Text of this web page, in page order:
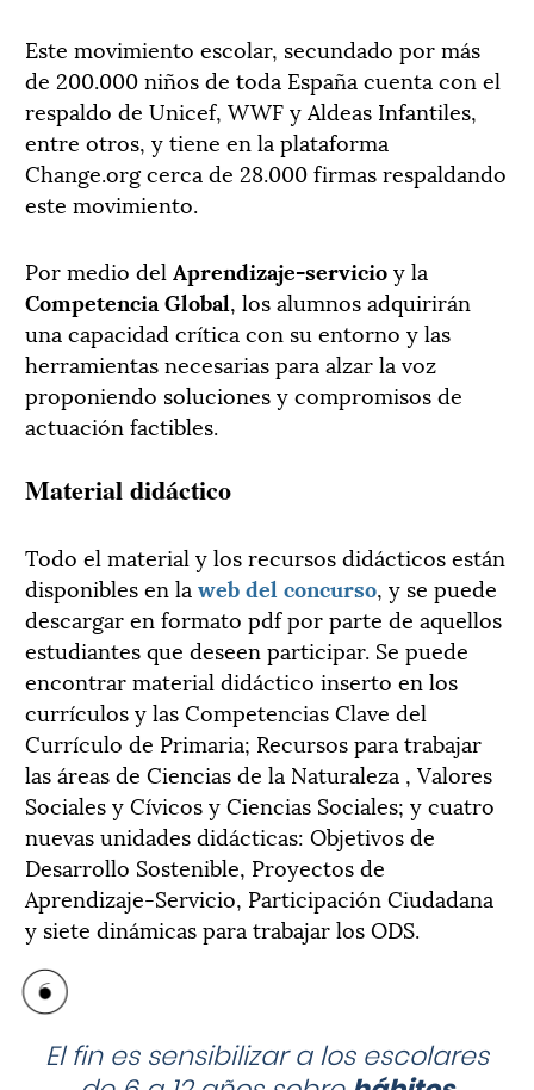
Este movimiento escolar, secundado por más
de 200.000 niños de toda España cuenta con el
respaldo de Unicef, WWF y Aldeas Infantiles,
entre otros, y tiene en la plataforma
Change.org cerca de 28.000 firmas respaldando
este movimiento.
Por medio del Aprendizaje-servicioy la
Competencia Global, los alumnos adquirirán
una capacidad crítica con su entorno y las
herramientas necesarias para alzar la voz
proponiendo soluciones y compromisos de
actuación factibles.
Material didáctico
Todo el material y los recursos didácticos están
disponibles en la web del concurso, y se puede
descargar en formato pdf por parte de aquellos
estudiantes que deseen participar. Se puede
encontrar material didáctico inserto en los
currículos y las Competencias Clave del
Currículo de Primaria; Recursos para trabajar
las áreas de Ciencias de la Naturaleza , Valores
Sociales y Cívicos y Ciencias Sociales; y cuatro
nuevas unidades didácticas: Objetivos de
Desarrollo Sostenible, Proyectos de
Aprendizaje-Servicio, Participación Ciudadana
y siete dinámicas para trabajar los ODS.
El fin es sensibilizar a los escolares